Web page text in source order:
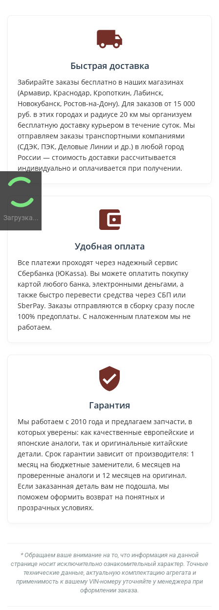
Загрузка...
Быстрая доставка
Забирайте заказы бесплатно в наших магазинах
(Армавир, Краснодар, Кропоткин, Лабинск,
Новокубанск, Ростов-на-Дону). Для заказов от 15 000
руб. в этих городах и радиусе 20 км мы организуем
бесплатную доставку курьером в течение суток. Мы
отправляем заказы транспортными компаниями
(СДЭК, ПЭК, Деловые Линии и др.) в любой город
России — стоимость доставки рассчитывается
индивидуально и оплачивается при получении.
Удобная оплата
Все платежи проходят через надежный сервис
Сбербанка (ЮKassa). Вы можете оплатить покупку
картой любого банка, электронными деньгами, а
также быстро перевести средства через СБП или
SberPay. Заказы отправляются в сборку сразу после
100% предоплаты. С наложенным платежом мы не
работаем.
Гарантия
Мы работаем с 2010 года и предлагаем запчасти, в
которых уверены: как качественные европейские и
японские аналоги, так и оригинальные китайские
детали. Срок гарантии зависит от производителя: 1
месяц на бюджетные заменители, 6 месяцев на
проверенные аналоги и 12 месяцев на оригинал.
Если заказанная деталь вам не подошла, мы
поможем оформить возврат на понятных и
прозрачных условиях.
* Обращаем ваше внимание на то, что информация на данной
странице носит исключительно ознакомительный характер. Точные
технические данные, актуальную комплектацию агрегата и
применимость к вашему VIN-номеру уточняйте у менеджера при
оформлении заказа.